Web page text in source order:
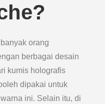
orang
berbagai desain
kumis holografis
dipakai untuk
ini. Selain itu, di